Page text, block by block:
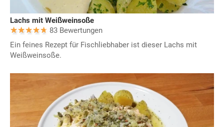
Lachs mit Weißweinsoße
83 Bewertungen
Ein feines Rezept für Fischliebhaber ist dieser Lachs mit
Weißweinsoße.